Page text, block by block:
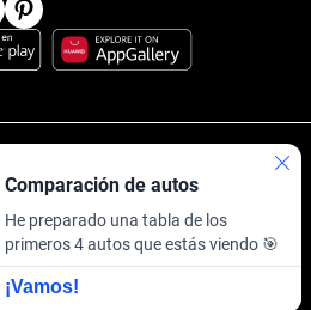
Comparación de autos
He preparado una tabla de los
primeros 4 autos que estás viendo 🎯
¡Vamos!